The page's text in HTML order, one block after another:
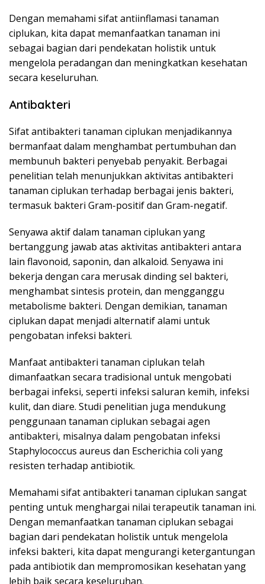
Dengan memahami sifat antiinflamasi tanaman
ciplukan, kita dapat memanfaatkan tanaman ini
sebagai bagian dari pendekatan holistik untuk
mengelola peradangan dan meningkatkan kesehatan
secara keseluruhan.
Antibakteri
Sifat antibakteri tanaman ciplukan menjadikannya
bermanfaat dalam menghambat pertumbuhan dan
membunuh bakteri penyebab penyakit. Berbagai
penelitian telah menunjukkan aktivitas antibakteri
tanaman ciplukan terhadap berbagai jenis bakteri,
termasuk bakteri Gram-positif dan Gram-negatif.
Senyawa aktif dalam tanaman ciplukan yang
bertanggung jawab atas aktivitas antibakteri antara
lain flavonoid, saponin, dan alkaloid. Senyawa ini
bekerja dengan cara merusak dinding sel bakteri,
menghambat sintesis protein, dan mengganggu
metabolisme bakteri. Dengan demikian, tanaman
ciplukan dapat menjadi alternatif alami untuk
pengobatan infeksi bakteri.
Manfaat antibakteri tanaman ciplukan telah
dimanfaatkan secara tradisional untuk mengobati
berbagai infeksi, seperti infeksi saluran kemih, infeksi
kulit, dan diare. Studi penelitian juga mendukung
penggunaan tanaman ciplukan sebagai agen
antibakteri, misalnya dalam pengobatan infeksi
Staphylococcus aureus dan Escherichia coli yang
resisten terhadap antibiotik.
Memahami sifat antibakteri tanaman ciplukan sangat
penting untuk menghargai nilai terapeutik tanaman ini.
Dengan memanfaatkan tanaman ciplukan sebagai
bagian dari pendekatan holistik untuk mengelola
infeksi bakteri, kita dapat mengurangi ketergantungan
pada antibiotik dan mempromosikan kesehatan yang
lebih baik secara keseluruhan.